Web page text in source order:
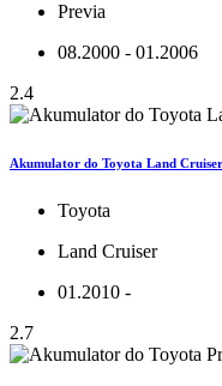
Previa
08.2000 - 01.2006
2.4
Akumulator do Toyota Land
Toyota
Land Cruiser
01.2010 -
2.7